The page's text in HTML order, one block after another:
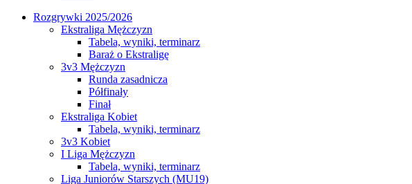
Rozgrywki 2025/2026
Ekstraliga Mężczyzn
Tabela, wyniki, terminarz
Baraż o Ekstraligę
3v3 Mężczyzn
Runda zasadnicza
Półfinały
Finał
Ekstraliga Kobiet
Tabela, wyniki, terminarz
3v3 Kobiet
I Liga Mężczyzn
Tabela, wyniki, terminarz
Liga Juniorów Starszych (MU19)